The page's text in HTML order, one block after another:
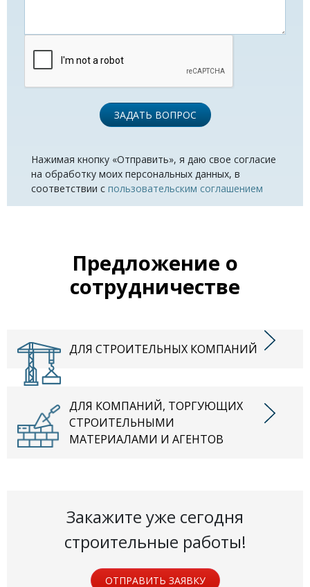
ЗАДАТЬ ВОПРОС
Нажимая кнопку «Отправить», я даю свое согласие
на обработку моих персональных данных, в
соответствии с пользовательским соглашением
Предложение о
сотрудничестве
ДЛЯ СТРОИТЕЛЬНЫХ КОМПАНИЙ
ДЛЯ КОМПАНИЙ, ТОРГУЮЩИХ
СТРОИТЕЛЬНЫМИ
МАТЕРИАЛАМИ И АГЕНТОВ
Закажите уже сегодня
строительные работы!
ОТПРАВИТЬ ЗАЯВКУ